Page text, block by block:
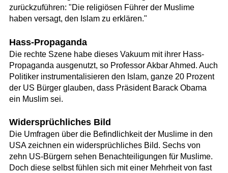
zurückzuführen: "Die religiösen Führer der Muslime
haben versagt, den Islam zu erklären."
Hass-Propaganda
Die rechte Szene habe dieses Vakuum mit ihrer Hass-
Propaganda ausgenutzt, so Professor Akbar Ahmed. Auch
Politiker instrumentalisieren den Islam, ganze 20 Prozent
der US Bürger glauben, dass Präsident Barack Obama
ein Muslim sei.
Widersprüchliches Bild
Die Umfragen über die Befindlichkeit der Muslime in den
USA zeichnen ein widersprüchliches Bild. Sechs von
zehn US-Bürgern sehen Benachteiligungen für Muslime.
Doch diese selbst fühlen sich mit einer Mehrheit von fast